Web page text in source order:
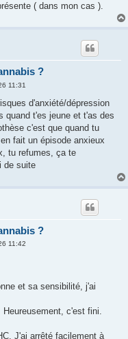
( dans mon cas ).
?
11:31
d'anxiété/dépression
quand t'es jeune et t'as des
c'est que quand tu
fait un épisode anxieux
tu refumes, ça te
de suite
?
11:42
et sa sensibilité, j'ai
c'est fini.
J'ai arrêté facilement à